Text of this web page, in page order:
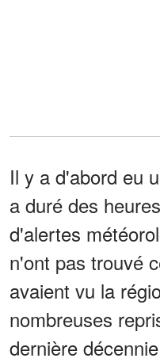
Il y a d'abord eu
a duré des
d'alertes
n'ont pas trouvé
avaient vu la
nombreuses
dernière